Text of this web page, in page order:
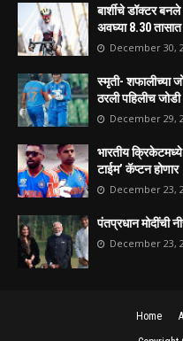
बार्शीचे डॉक्टर
अवघ्या 8.30 तासात
December 30,
स्मृती- शफालीच्या
ठरली पहिलीच जोडी
December 29,
भारतीय
टाईम’ कॅप्टन होणार
December 23,
पंतप्रधान मोदींची
December 23,
Home